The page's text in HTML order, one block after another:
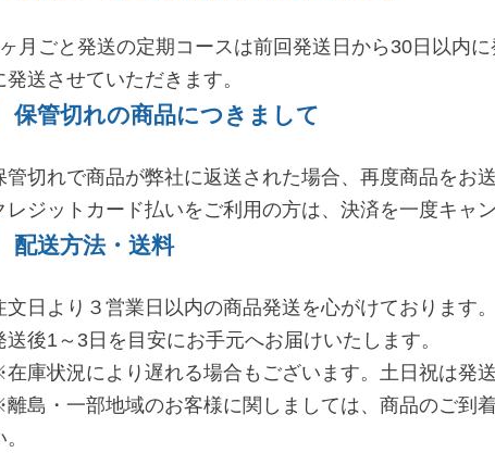
月ごと発送の定期コースは前回発送日から30日以内
発送させていただきます。
保管切れの商品につきまして
管切れで商品が弊社に返送された場合、再度商品をお
レジットカード払いをご利用の方は、決済を一度キャ
配送方法・送料
文日より３営業日以内の商品発送を心がけております。
送後1～3日を目安にお手元へお届けいたします。
庫状況により遅れる場合もございます。土日祝は発
島・一部地域のお客様に関しましては、商品のご到